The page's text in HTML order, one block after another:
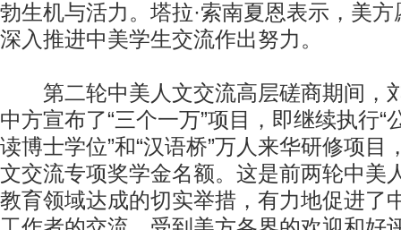
勃生机与活力。塔拉·索南夏恩表示，美
深入推进中美学生交流作出努力。
第二轮中美人文交流高层磋商期间，
中方宣布了“三个一万”项目，即继续执行“
读博士学位”和“汉语桥”万人来华研修项目
文交流专项奖学金名额。这是前两轮中美
教育领域达成的切实举措，有力地促进了